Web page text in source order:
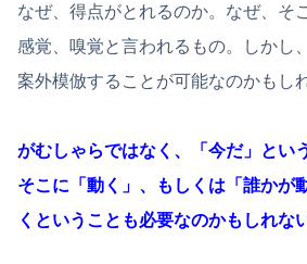
なぜ、得点がとれるのか。なぜ、そ
感覚、嗅覚と言われるもの。しかし
案外模倣することが可能なのかもし
がむしゃらではなく、「今だ」とい
そこに「動く」、もしくは「誰かが
くということも必要なのかもしれない